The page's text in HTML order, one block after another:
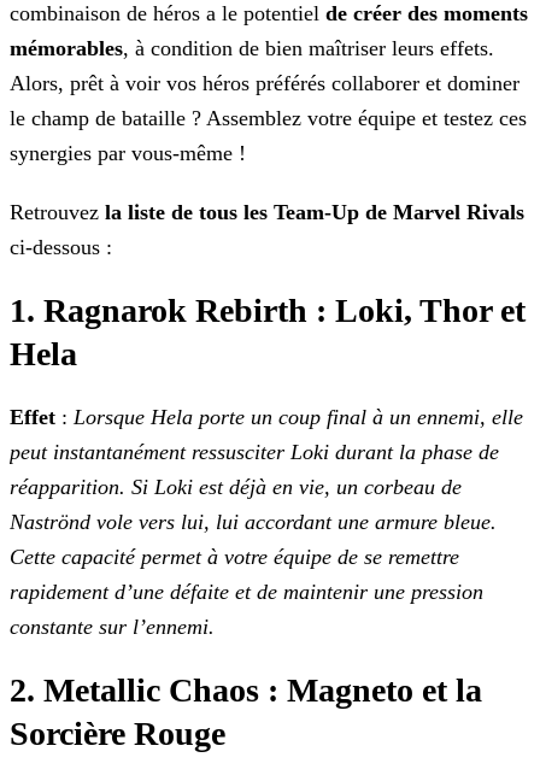
combinaison de héros a le potentiel de créer des moments
mémorables, à condition de bien maîtriser leurs effets.
Alors, prêt à voir vos héros préférés collaborer et dominer
le champ de bataille ? Assemblez votre équipe et testez ces
synergies par vous-même !
Retrouvez la liste de tous les Team-Up de Marvel Rivals
ci-dessous :
1. Ragnarok Rebirth : Loki, Thor et
Hela
Effet : Lorsque Hela porte un coup final à un ennemi, elle
peut instantanément ressusciter Loki durant la phase de
réapparition. Si Loki est déjà en vie, un corbeau de
Naströnd vole vers lui, lui accordant une armure bleue.
Cette capacité permet à votre équipe de se remettre
rapidement d’une défaite et de maintenir une pression
constante sur l’ennemi.
2. Metallic Chaos : Magneto et la
Sorcière Rouge